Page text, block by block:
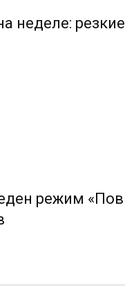
неделе:
режим